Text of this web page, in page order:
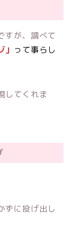
すが、調べて
」 って事らし
してくれま
ずに投げ出し